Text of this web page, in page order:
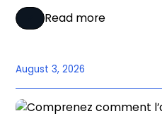
Read more
August 3, 2026